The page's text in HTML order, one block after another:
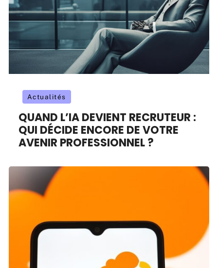
Actualités
QUAND L’IA DEVIENT RECRUTEUR :
QUI DÉCIDE ENCORE DE VOTRE
AVENIR PROFESSIONNEL ?